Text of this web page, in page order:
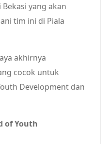
yang akan
tim ini di Piala
akhirnya
cocok untuk
Development dan
of Youth